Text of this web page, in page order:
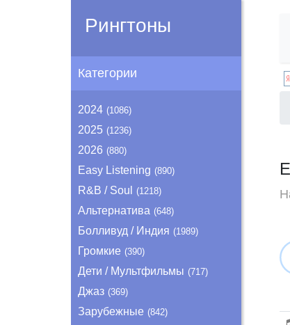
Рингтоны
Категории
2024 (1086)
2025 (1236)
2026 (880)
Easy Listening (890)
R&B / Soul (1218)
Альтернатива (648)
Болливуд / Индия (1989)
Громкие (390)
Дети / Мультфильмы (717)
Джаз (369)
Зарубежные (842)